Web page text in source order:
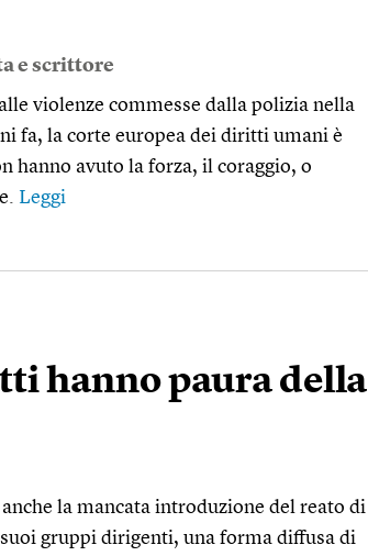
e scrittore
violenze commesse dalla polizia nella
fa, la corte europea dei diritti umani è
hanno avuto la forza, il coraggio, o
Leggi
hanno paura della
la mancata introduzione del reato di
gruppi dirigenti, una forma diffusa di